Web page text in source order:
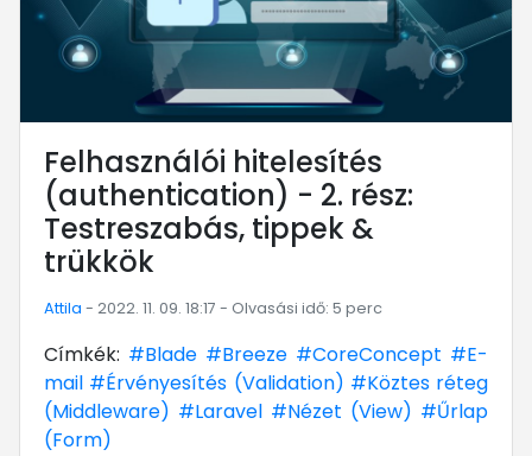
Felhasználói hitelesítés
(authentication) - 2. rész:
Testreszabás, tippek &
trükkök
Attila - 2022. 11. 09. 18:17 - Olvasási idő: 5 perc
Címkék: #Blade #Breeze #CoreConcept #E-
mail #Érvényesítés (Validation) #Köztes réteg
(Middleware) #Laravel #Nézet (View) #Űrlap
(Form)